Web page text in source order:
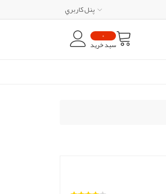
پنل کاربري
0
سبد خرید